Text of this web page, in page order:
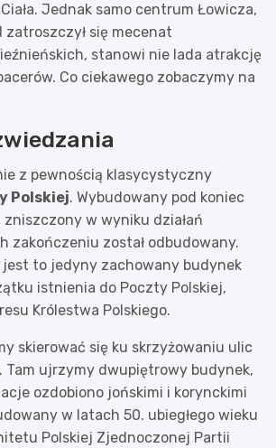
Jednak samo centrum Łowicza,
się mecenat
stanowi nie lada atrakcję
Co ciekawego zobaczymy na
z pewnością klasycystyczny
Polskiej. Wybudowany pod koniec
zniszczony w wyniku działań
zakończeniu został odbudowany.
jest to jedyny zachowany budynek
istnienia do Poczty Polskiej,
Królestwa Polskiego.
skierować się ku skrzyżowaniu ulic
Tam ujrzymy dwupiętrowy budynek,
ozdobiono jońskimi i korynckimi
w latach 50. ubiegłego wieku
Polskiej Zjednoczonej Partii